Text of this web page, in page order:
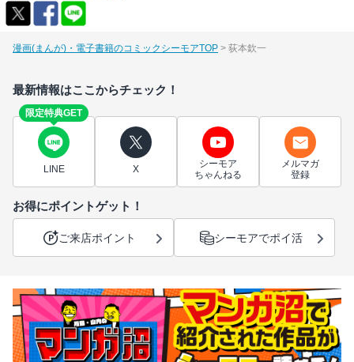
漫画(まんが)・電子書籍のコミックシーモアTOP 荻本欽一
最新情報はここからチェック！
限定特典GET
LINE X
シーモア
ちゃんねる
メルマガ
登録
お得にポイントゲット！
ご来店ポイント シーモアでポイ活